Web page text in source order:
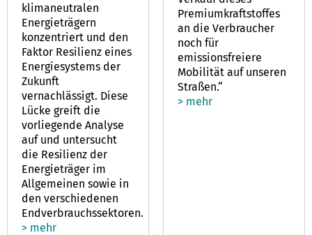
klimaneutralen
Energieträgern
konzentriert und den
Faktor Resilienz eines
Energiesystems der
Zukunft
vernachlässigt. Diese
Lücke greift die
vorliegende Analyse
auf und untersucht
die Resilienz der
Energieträger im
Allgemeinen sowie in
den verschiedenen
Endverbrauchssektoren.
> mehr
Premiumkraftstoffes
an die Verbraucher
noch für
emissionsfreiere
Mobilität auf unseren
Straßen.“
> mehr